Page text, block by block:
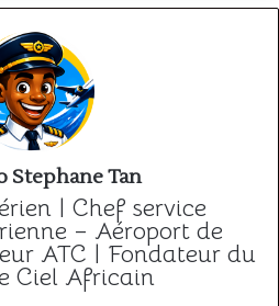
Stephane Tan
| Chef service
– Aéroport de
ATC | Fondateur du
Ciel Africain